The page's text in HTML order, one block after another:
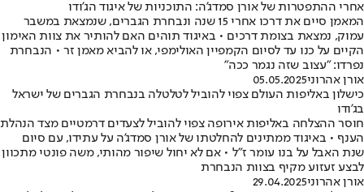
אחרי ההתפטרות של אורן סמדג'ה: התוכניות של איגוד הג'ודו
המאמן סיים את דרכו אחרי 15 שנה ונבחרת הגברים, שנמצאת במשבר
עמוק, נמצאת בצומת דרכים • באיגוד תוהים האם להותיר את צוות האימון
הקיים על כנו עד לסיום הקמפיין האולימפי, או להביא מאמן זר • הנבחרת
נפרדו: "עצוב שזה נגמר ככה"
אורן אהרוני05.05.2025
כישלון באליפות העולם צפוי להוביל לטלטלה בנבחרת הגברים של ישראל
בג'ודו
חוסר ההצלחה באליפות אירופה צפוי להוביל לצעדים דרמטיים מצד הנהלת
הענף • באיגוד ממתינים להחלטתו של אורן סמדג'ה על עתידו, עם סיום
שנת האבל על בנו עומר ז"ל • אם לא יחול שיפור מהותי, משה פונטי מתכוון
לבצע זעזוע מקיף בצוות הנבחרת
אורן אהרוני29.04.2025